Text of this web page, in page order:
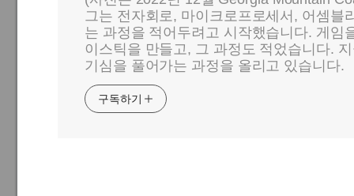
그는 전자회로, 마이크로프로세서, 어셈블
는 과정을 적어두려고 시작했습니다. 게임
이스틱을 만들고, 그 과정도 적었습니다.
기심을 풀어가는 과정을 올리고 있습니다.
구독하기